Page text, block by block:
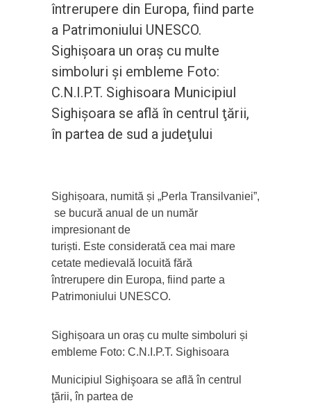
întrerupere din Europa, fiind parte
a Patrimoniului UNESCO.
Sighișoara un oraș cu multe
simboluri și embleme Foto:
C.N.I.P.T. Sighisoara Municipiul
Sighişoara se află în centrul ţării,
în partea de sud a judeţului
Sighișoara, numită și „Perla Transilvaniei”,
se bucură anual de un număr
impresionant de
turiști. Este considerată cea mai mare
cetate medievală locuită fără
întrerupere din Europa, fiind parte a
Patrimoniului UNESCO.
Sighișoara un oraș cu multe simboluri și
embleme Foto: C.N.I.P.T. Sighisoara
Municipiul Sighişoara se află în centrul
ţării, în partea de